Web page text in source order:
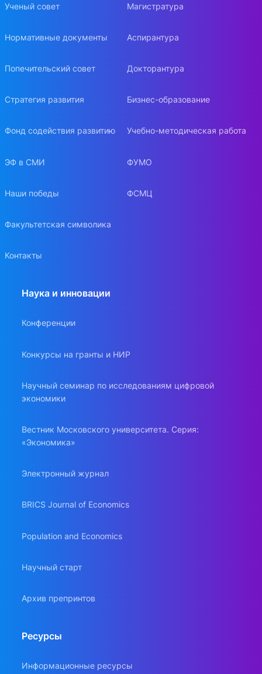
Ученый совет
Нормативные документы
Попечительский совет
Стратегия развития
Фонд содействия развитию
ЭФ в СМИ
Наши победы
Факультетская символика
Контакты
Магистратура
Аспирантура
Докторантура
Бизнес-образование
Учебно-методическая работа
ФУМО
ФСМЦ
Наука и инновации
Конференции
Конкурсы на гранты и НИР
Научный семинар по исследованиям цифровой
экономики
Вестник Московского университета. Серия:
«Экономика»
Электронный журнал
BRICS Journal of Economics
Population and Economics
Научный старт
Архив препринтов
Ресурсы
Информационные ресурсы